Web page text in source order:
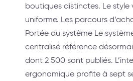
boutiques distinctes. Le style
uniforme. Les parcours
Portée du système Le
centralisé référence
dont 2 500 sont publiés.
ergonomique profite à sept